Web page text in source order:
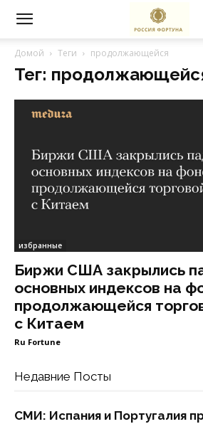
Домой Теги продолжающейся
Тег:
избранные
Биржи США закрылись
основных индексов на
продолжающейся
с Китаем
Ru Fortune
Недавние Посты
СМИ: Испания и Португалия